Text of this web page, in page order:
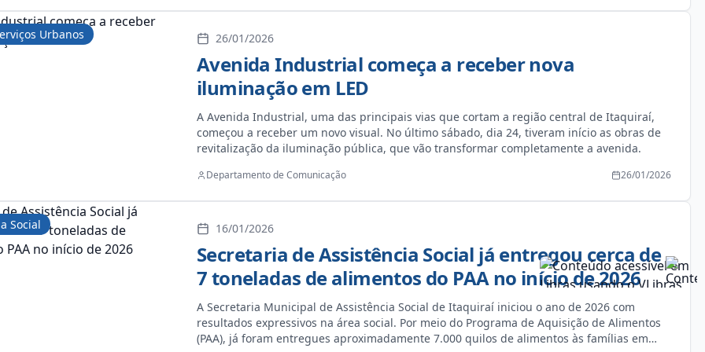
demonstrando que Itaquiraí segue avançando com planejamento, responsabilidade e
de quem vive aqui.
Urbanos 26/01/2026
Avenida Industrial começa a receber nova
iluminação em LED
A Avenida Industrial, uma das principais vias que cortam a região central de Itaquiraí,
começou a receber um novo visual. No último sábado, dia 24, tiveram início as obras de
revitalização da iluminação pública, que vão transformar completamente a avenida.
Departamento de Comunicação 26/01/2026
Social 16/01/2026
Secretaria de Assistência Social já entregou cerca de
7 toneladas de alimentos do PAA no início de 2026
A Secretaria Municipal de Assistência Social de Itaquiraí iniciou o ano de 2026 com
resultados expressivos na área social. Por meio do Programa de Aquisição de Alimentos
(PAA), já foram entregues aproximadamente 7.000 quilos de alimentos às famílias em